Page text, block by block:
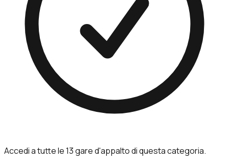
Accedi a tutte le 13 gare d'appalto di questa categoria.